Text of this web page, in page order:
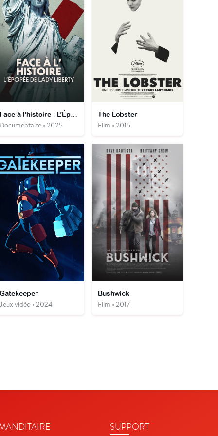
Face à l'histoire : L’Épopée de Lady Liberty
• 2025
The Lobster
Film • 2015
vidéo • 2024
Bushwick
Film • 2017
SUPPORT